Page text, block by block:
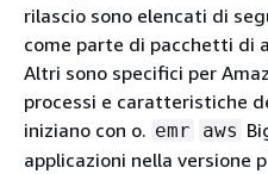
rilascio sono elencati di
come parte di pacchetti di
Altri sono specifici per
processi e caratteristiche
iniziano con o. emr aws
applicazioni nella versione